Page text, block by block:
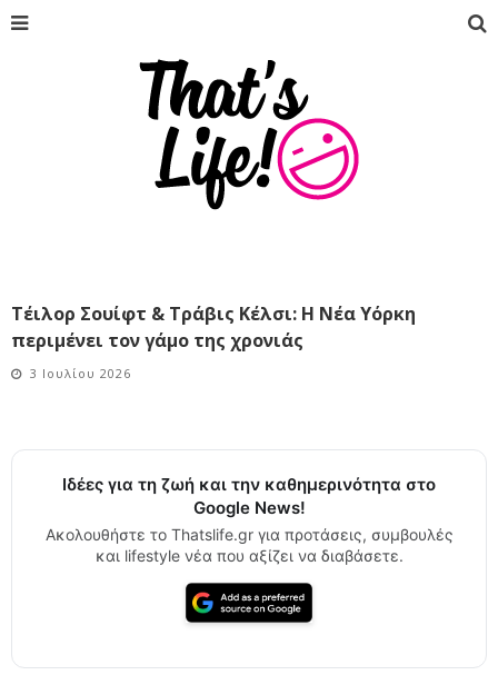
Τέιλορ Σουίφτ & Τράβις Κέλσι: Η Νέα Υόρκη
περιμένει τον γάμο της χρονιάς
3 Ιουλίου 2026
Ιδέες για τη ζωή και την καθημερινότητα στο
Google News!
Ακολουθήστε το Thatslife.gr για προτάσεις, συμβουλές
και lifestyle νέα που αξίζει να διαβάσετε.